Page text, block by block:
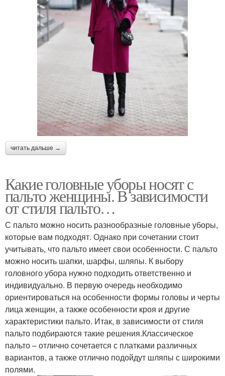
читать дальше →
Какие головные уборы носят с
пальто женщины. В зависимости
от стиля пальто…
С пальто можно носить разнообразные головные уборы,
которые вам подходят. Однако при сочетании стоит
учитывать, что пальто имеет свои особенности. С пальто
можно носить шапки, шарфы, шляпы. К выбору
головного убора нужно подходить ответственно и
индивидуально. В первую очередь необходимо
ориентироваться на особенности формы головы и черты
лица женщин, а также особенности кроя и другие
характеристики пальто. Итак, в зависимости от стиля
пальто подбираются такие решения.Классическое
пальто – отлично сочетается с платками различных
вариантов, а также отлично подойдут шляпы с широкими
полями.